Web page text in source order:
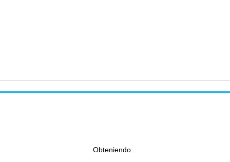
Obteniendo...